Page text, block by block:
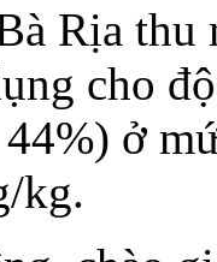
Rịa
cho
ở
kg.